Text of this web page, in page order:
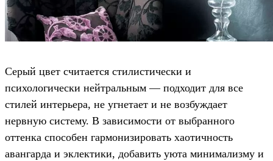
Серый цвет считается стилистически и
психологически нейтральным — подходит для все
стилей интерьера, не угнетает и не возбуждает
нервную систему. В зависимости от выбранного
оттенка способен гармонизировать хаотичность
авангарда и эклектики, добавить уюта минимализму и